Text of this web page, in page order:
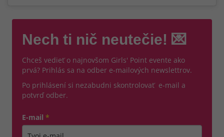
Nech ti nič neutečie! 💌
Chceš vedieť o najnovšom Girls' Point evente ako
prvá? Prihlás sa na odber e-mailových newslettrov.
Po prihlásení si nezabudni skontrolovať e-mail a
potvrď odber.
E-mail *